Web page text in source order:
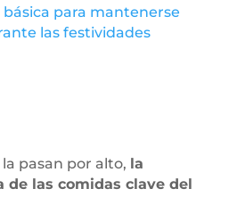
básica para mantenerse
las festividades
pasan por alto, la
de las comidas clave del